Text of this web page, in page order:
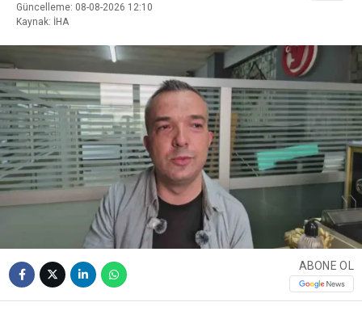
Güncelleme: 08-08-2026 12:10
Kaynak: İHA
ABONE OL